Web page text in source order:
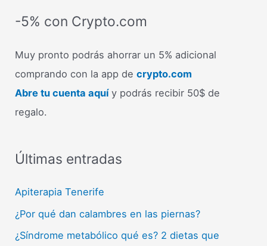
-5% con Crypto.com
Muy pronto podrás ahorrar un 5% adicional
comprando con la app decrypto.com
Abre tu cuenta aquíy podrás recibir 50$ de
regalo.
Últimas entradas
Apiterapia Tenerife
¿Por qué dan calambres en las piernas?
¿Síndrome metabólico qué es? 2 dietas que